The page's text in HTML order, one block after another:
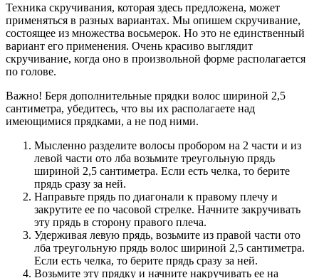
Техника скручивания, которая здесь предложена, может
применяться в разных вариантах. Мы опишем скручивание,
состоящее из множества восьмерок. Но это не единственный
вариант его применения. Очень красиво выглядит
скручивание, когда оно в произвольной форме располагается
по голове.
Важно! Беря дополнительные прядки волос шириной 2,5
сантиметра, убедитесь, что вы их располагаете над
имеющимися прядками, а не под ними.
Мысленно разделите волосы пробором на 2 части и из
левой части ото лба возьмите треугольную прядь
шириной 2,5 сантиметра. Если есть челка, то берите
прядь сразу за ней.
Направьте прядь по диагонали к правому плечу и
закрутите ее по часовой стрелке. Начните закручивать
эту прядь в сторону правого плеча.
Удерживая левую прядь, возьмите из правой части ото
лба треугольную прядь волос шириной 2,5 сантиметра.
Если есть челка, то берите прядь сразу за ней.
Возьмите эту прядку и начните накручивать ее на